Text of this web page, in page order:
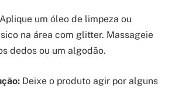
Aplique um óleo de limpeza ou
na área com glitter. Massageie
dedos ou um algodão.
Deixe o produto agir por alguns